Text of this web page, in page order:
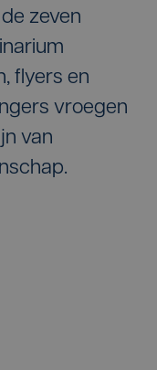
zeven
flyers en
vroegen
van